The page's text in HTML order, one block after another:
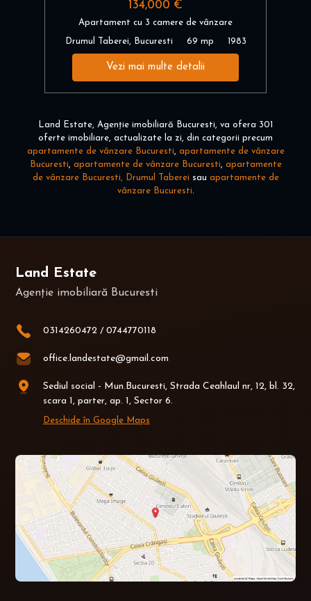
134,000 €
Apartament cu 3 camere de vânzare
Drumul Taberei, Bucuresti 69 mp 1983
Vezi mai multe detalii
Land Estate, Agenție imobiliară Bucuresti, va ofera 301
oferte imobiliare, actualizate la zi, din categorii precum
apartamente de vânzare Bucuresti, apartamente de vânzare
Bucuresti, apartamente de vânzare Bucuresti, apartamente
de vânzare Bucuresti, Drumul Taberei sau apartamente de
vânzare Bucuresti.
Land Estate
Agenție imobiliară Bucuresti
0314260472 / 0744770118
office.landestate@gmail.com
Sediul social - Mun.Bucuresti, Strada Ceahlaul nr, 12, bl. 32,
scara 1, parter, ap. 1, Sector 6.
Deschide în Google Maps